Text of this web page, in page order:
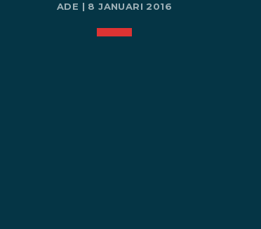
ADE | 8 JANUARI 2016